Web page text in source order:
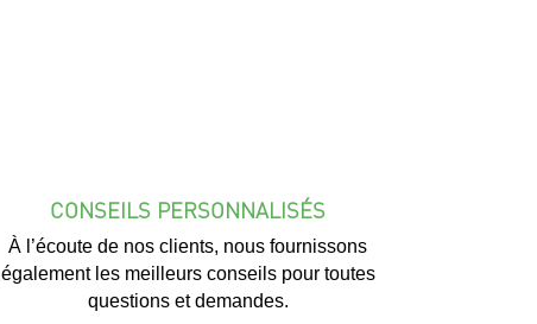
CONSEILS PERSONNALISÉS
À l’écoute de nos clients, nous fournissons
également les meilleurs conseils pour toutes
questions et demandes.